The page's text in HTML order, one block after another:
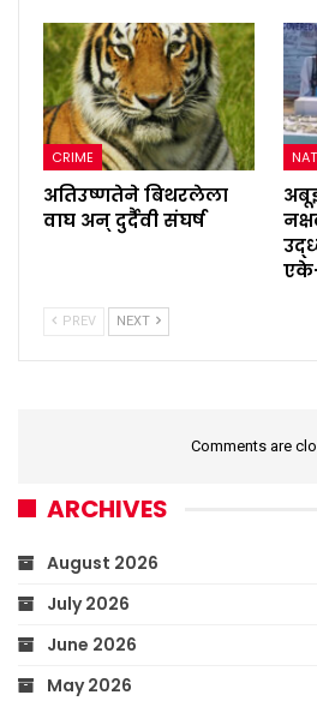
CRIME
अतिउष्णतेने बिथरलेला
वाघ अन् दुर्दैवी संघर्ष
PREV NEXT
Comments are
ARCHIVES
August 2026
July 2026
June 2026
May 2026